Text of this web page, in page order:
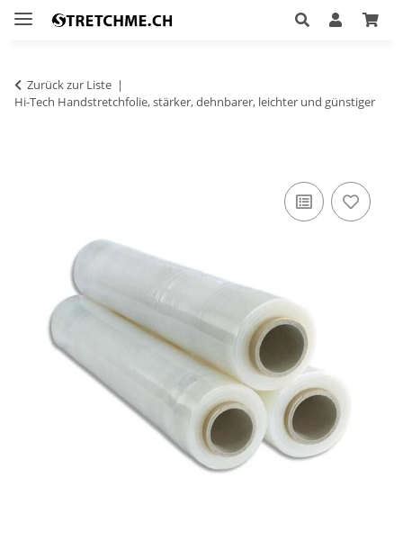
Zurück zur Liste
Hi-Tech Handstretchfolie, stärker, dehnbarer, leichter und günstiger